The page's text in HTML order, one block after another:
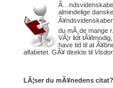
almindelige
du mÃ¸de mange
VÃ¦r lidt
have tid til at
alfabetet. GÃ¥ direkte til
LÃ¦ser du mÃ¥nedens citat?